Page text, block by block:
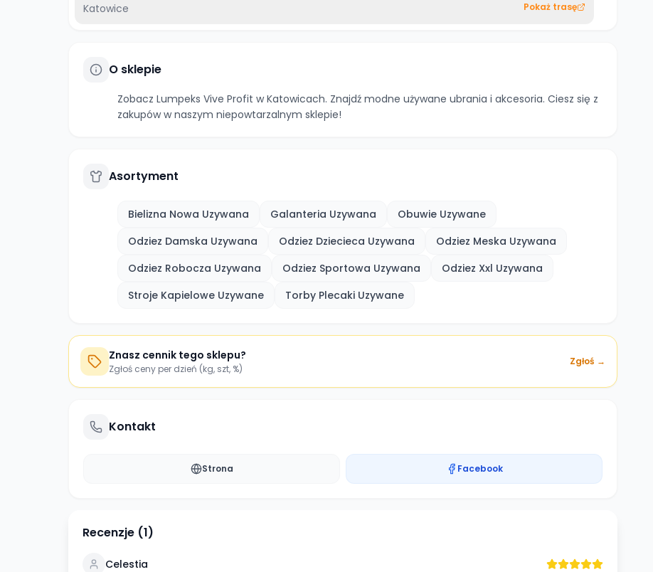
Katowice Pokaż trasę
O sklepie
Zobacz Lumpeks Vive Profit w Katowicach. Znajdź modne używane ubrania i akcesoria. Ciesz się z
zakupów w naszym niepowtarzalnym sklepie!
Asortyment
Bielizna Nowa Uzywana Galanteria Uzywana
Obuwie Uzywane
Odziez Damska Uzywana
Odziez Dziecieca Uzywana
Odziez Meska Uzywana
Odziez Robocza Uzywana
Odziez Sportowa Uzywana
Odziez Xxl Uzywana
Stroje Kapielowe Uzywane
Torby Plecaki Uzywane
Znasz cennik tego sklepu?
Zgłoś ceny per dzień (kg, szt, %)
Zgłoś →
Kontakt
Strona Facebook
Recenzje (1)
Celestia